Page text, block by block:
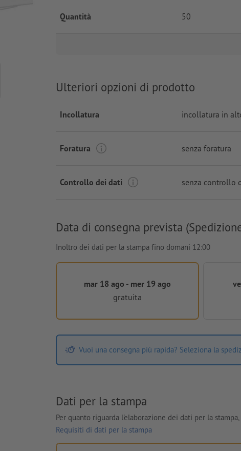
Quantità 50
Ulteriori opzioni di prodotto
Incollatura incollatura in
Foratura senza foratura
Controllo dei dati senza controllo
Data di consegna prevista
Inoltro dei dati per la stampa fino domani 12:00
mar 18 ago - mer 19 ago
gratuita
Vuoi una consegna più rapida? Seleziona la
Dati per la stampa
Per quanto riguarda l'elaborazione dei dati per la
Requisiti di dati per la stampa